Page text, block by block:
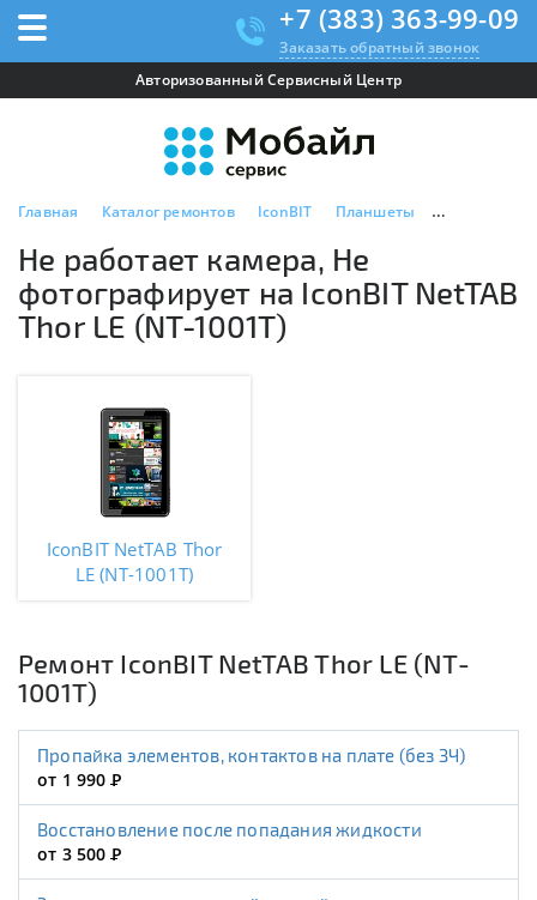
+7 (383) 363-99-09
Заказать обратный звонок
Авторизованный Сервисный Центр
Главная Каталог ремонтов IconBIT Планшеты IconBIT
Не работает камера, Не
фотографирует на IconBIT NetTAB
Thor LE (NT-1001T)
IconBIT NetTAB Thor
LE (NT-1001T)
Ремонт IconBIT NetTAB Thor LE (NT-
1001T)
Пропайка элементов, контактов на плате (без ЗЧ)
от 1 990Р
Восстановление после попадания жидкости
от 3 500Р